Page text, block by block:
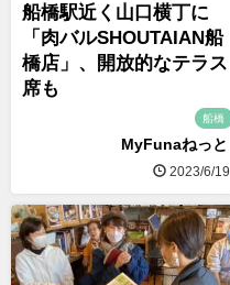
船橋駅近く山口横丁に
「肉バルSHOUTAIAN船
橋店」、開放的なテラス
席も
船橋
MyFunaねっと
2023/6/19